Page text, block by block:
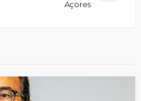
Açores